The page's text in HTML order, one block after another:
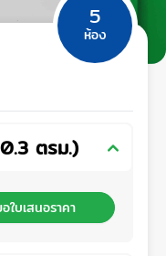
5
ห้อง
0.3 ตรม.)
ใบเสนอราคา